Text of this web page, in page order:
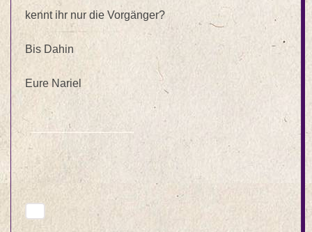
kennt ihr nur die Vorgänger?
Bis Dahin
Eure Nariel